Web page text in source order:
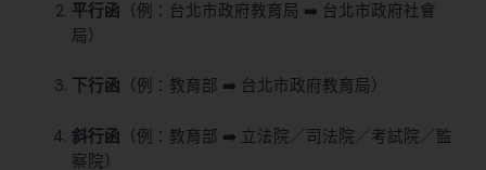
平行函 （例：台北市政府教育局 ➡️ 台北市政府社會
局）
下行函 （例：教育部 ➡️ 台北市政府教育局）
斜行函 （例：教育部 ➡️ 立法院／司法院／考試院／監
察院）